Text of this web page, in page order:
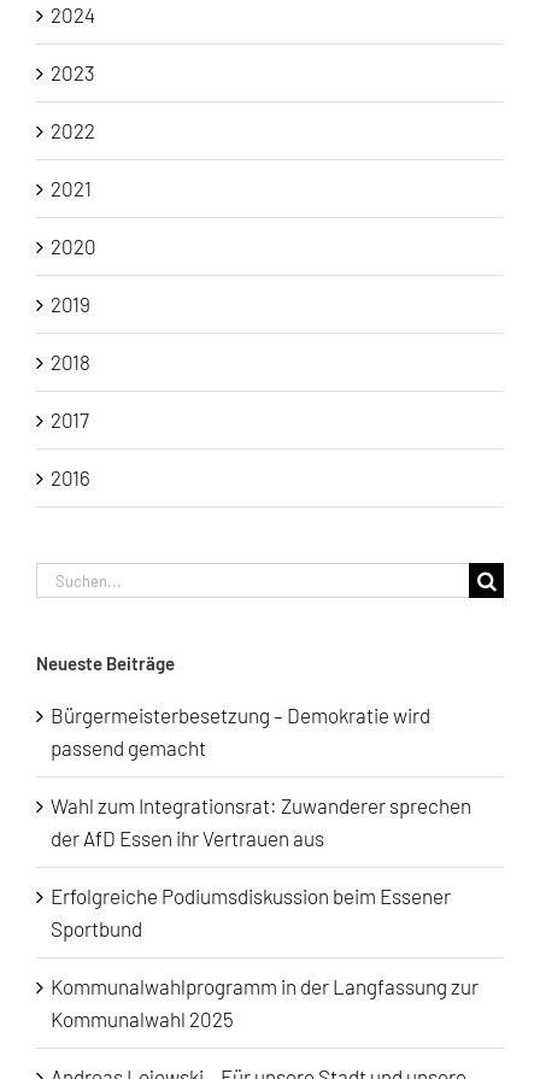
2024
2023
2022
2021
2020
2019
2018
2017
2016
Suche
Neueste Beiträge
Bürgermeisterbesetzung – Demokratie wird
passend gemacht
Wahl zum Integrationsrat: Zuwanderer sprechen
der AfD Essen ihr Vertrauen aus
Erfolgreiche Podiumsdiskussion beim Essener
Sportbund
Kommunalwahlprogramm in der Langfassung zur
Kommunalwahl 2025